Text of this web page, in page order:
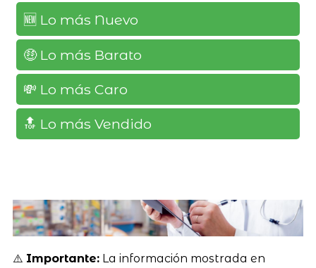
🆕️ Lo más Nuevo
🤑 Lo más Barato
💸 Lo más Caro
🔝 Lo más Vendido
⚠️ Importante:La información mostrada en